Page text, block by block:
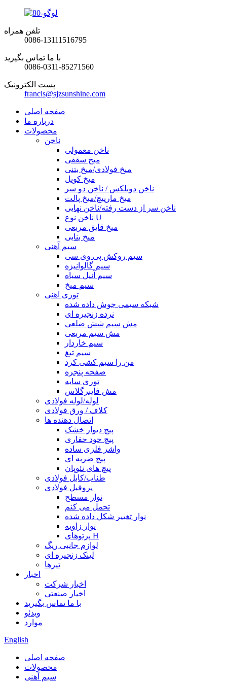
تلفن همراه
0086-13111516795
با ما تماس بگیرید
0086-0311-85271560
پست الکترونیک
francis@sjzsunshine.com
صفحه اصلی
درباره ما
محصولات
ناخن
ناخن معمولی
میخ سقفی
میخ فولادی/میخ بتنی
میخ کویل
ناخن دوبلکس / ناخن دو سر
میخ مارپیچ/میخ پالت
ناخن سر از دست رفته/ناخن نهایی
ناخن نوع U
میخ قایق مربعی
میخ بنایی
سیم آهنی
سیم روکش پی وی سی
سیم گالوانیزه
سیم آنیل سیاه
سیم میخ
توری اهنی
شبکه سیمی جوش داده شده
نرده زنجیره ای
مش سیم شش ضلعی
مش سیم مربعی
سیم خاردار
سیم تیغ
من را سیم کشی کرد
صفحه پنجره
توری سایه
مش فایبرگلاس
لوله/لوله فولادی
کلاف / ورق فولادی
اتصال دهنده ها
پیچ دیوار خشک
پیچ خود حفاری
واشر فلزی ساده
پیچ ضربه ای
پیچ های نئوپان
طناب/کابل فولادی
پروفیل فولادی
نوار مسطح
تحمل می کنم
نوار تغییر شکل داده شده
نوار زاویه
پرتوهای H
لوازم جانبی ریگ
لینک زنجیره ای
تیرها
اخبار
اخبار شرکت
اخبار صنعتی
با ما تماس بگیرید
ویدئو
موارد
English
صفحه اصلی
محصولات
سیم آهنی